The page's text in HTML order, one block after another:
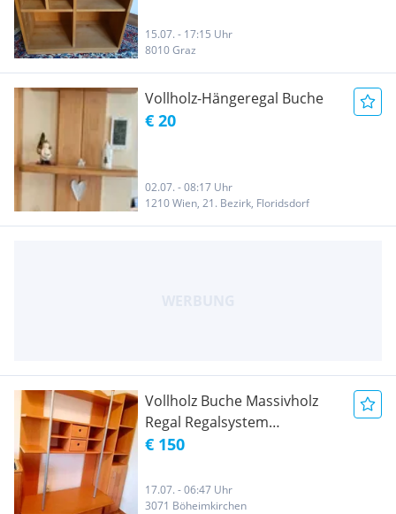
15.07. - 17:15 Uhr
8010 Graz
Vollholz-Hängeregal Buche
€ 20
02.07. - 08:17 Uhr
1210 Wien, 21. Bezirk, Floridsdorf
Vollholz Buche Massivholz
Regal Regalsystem
Mediencenter Wohnwand
€ 150
17.07. - 06:47 Uhr
3071 Böheimkirchen